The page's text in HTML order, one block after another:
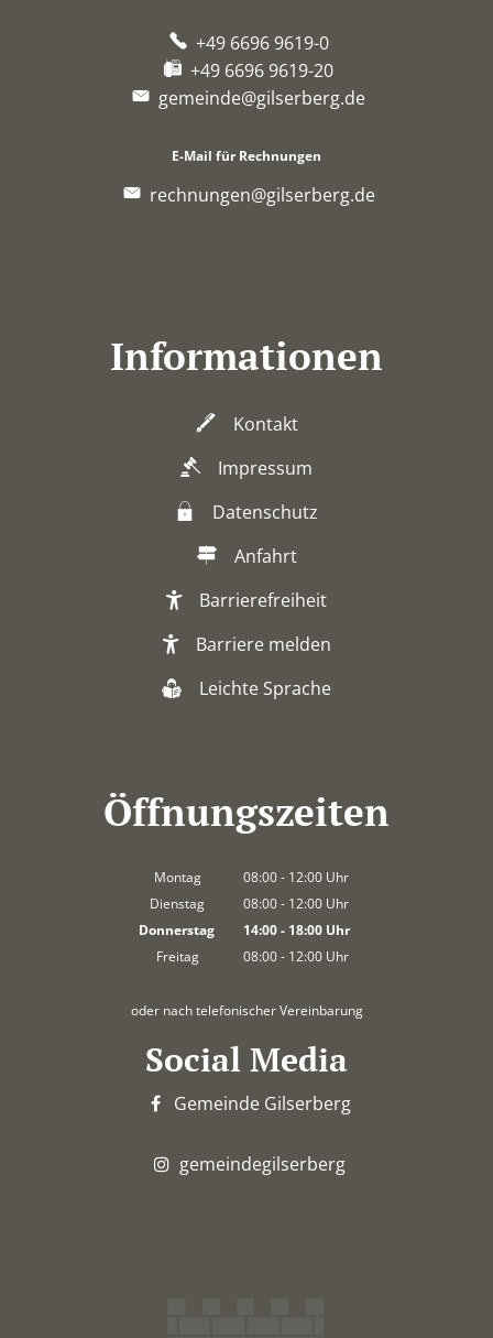
+49 6696 9619-0
+49 6696 9619-20
gemeinde@gilserberg.de
E-Mail für Rechnungen
rechnungen@gilserberg.de
Informationen
Kontakt
Impressum
Datenschutz
Anfahrt
Barrierefreiheit
Barriere melden
Leichte Sprache
Öffnungszeiten
Montag 08:00- 12:00 Uhr
Von 08:00 bis 12:00 Uhr
Dienstag 08:00- 12:00 Uhr
Von 08:00 bis 12:00 Uhr
Donnerstag 14:00- 18:00Uhr
Von 14:00 bis 18:00 Uhr
Freitag 08:00- 12:00 Uhr
oder nach telefonischer Vereinbarung
Social Media
Gemeinde Gilserberg
gemeindegilserberg